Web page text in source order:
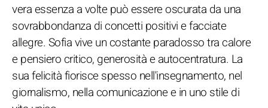
vera essenza a volte può essere oscurata da una
sovrabbondanza di concetti positivi e facciate
allegre. Sofia vive un costante paradosso tra calore
e pensiero critico, generosità e autocentratura. La
sua felicità fiorisce spesso nell'insegnamento, nel
giornalismo, nella comunicazione e in uno stile di